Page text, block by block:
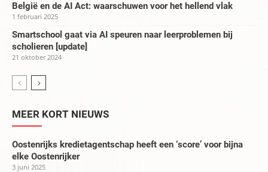
België en de AI Act: waarschuwen voor het hellend vlak
1 februari 2025
Smartschool gaat via AI speuren naar leerproblemen bij
scholieren [update]
21 oktober 2024
MEER KORT NIEUWS
Oostenrijks kredietagentschap heeft een ‘score’ voor bijna
elke Oostenrijker
3 juni 2025